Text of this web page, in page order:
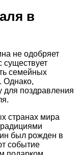
в
не одобряет
существует
семейных
Однако,
поздравления
странах мира
был рожден в
событие